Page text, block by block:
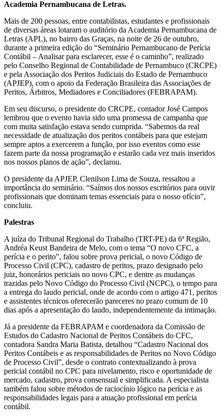
Academia Pernambucana de Letras.
Mais de 200 pessoas, entre contabilistas, estudantes e profissionais
de diversas áreas lotaram o auditório da Academia Pernambucana de
Letras (APL), no bairro das Graças, na noite de 26 de outubro,
durante a primeira edição do “Seminário Pernambucano de Perícia
Contábil – Analisar para esclarecer, esse é o caminho”, realizado
pelo Conselho Regional de Contabilidade de Pernambuco (CRCPE)
e pela Associação dos Peritos Judiciais do Estado de Pernambuco
(APJEP), com o apoio da Federação Brasileira das Associações de
Peritos, Árbitros, Mediadores e Conciliadores (FEBRAPAM).
Em seu discurso, o presidente do CRCPE, contador José Campos
lembrou que o evento havia sido uma promessa de campanha que
com muita satisfação estava sendo cumprida. “Sabemos da real
necessidade de atualização dos peritos contábeis para que estejam
sempre aptos a exercerem a função, por isso eventos como esse
fazem parte da nossa programação e estarão cada vez mais inseridos
nos nossos planos de ação”, declarou.
O presidente da APJEP, Clenilson Lima de Souza, ressaltou a
importância do seminário. “Saímos dos nossos escritórios para ouvir
profissionais que dominam temas essenciais para o nosso ofício”,
concluiu.
Palestras
A juíza do Tribunal Regional do Trabalho (TRT-PE) da 6ª Região,
Andréa Keust Bandeira de Melo, com o tema “O novo CFC, a
perícia e o perito”, falou sobre prova pericial, o novo Código de
Processo Civil (CPC), cadastro de peritos, prazo designado pelo
juiz, honorários periciais no novo CPC, e dentre as mudanças
trazidas pelo Novo Código do Processo Civil (NCPC), o tempo para
a entrega do laudo pericial, onde de acordo com o artigo 471, peritos
e assistentes técnicos oferecerão pareceres no prazo comum de 10
dias após a apresentação do laudo, independentemente da intimação.
Já a presidente da FEBRAPAM e coordenadora da Comissão de
Estudos do Cadastro Nacional de Peritos Contábeis do CFC,
contadora Sandra Maria Batista, detalhou “Cadastro Nacional dos
Peritos Contábeis e as responsabilidades de Peritos no Novo Código
de Processo Civil”, desde o contrato contextualizando à prova
pericial contábil no CPC para nivelamento, risco e oportunidade de
mercado, cadastro, prova consensual e simplificada. A especialista
também falou sobre métodos de raciocínio lógico na perícia e as
responsabilidades legais para a atuação profissional em perícia
contábil.